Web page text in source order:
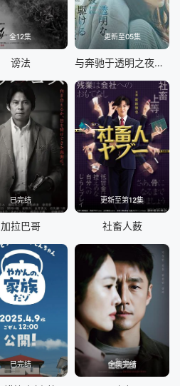
全12集
谤法
更新至05集
与奔驰于透明之夜的你，谈一场看不见的恋爱。
已完结
加拉巴哥
更新至第12集
社畜人薮
已完结 全集完结